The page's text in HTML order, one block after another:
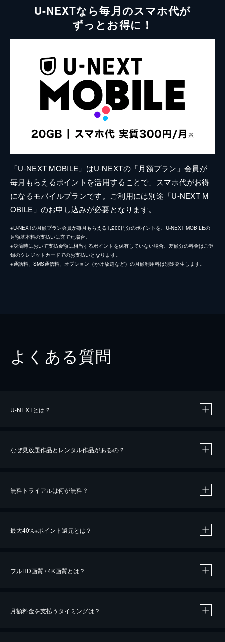
U-NEXTなら毎月のスマホ代が
ずっとお得に！
「U-NEXT MOBILE」はU-NEXTの「月額プラン」会員が
毎月もらえるポイントを活用することで、スマホ代がお得
になるモバイルプランです。ご利用には別途「U-NEXT M
OBILE」のお申し込みが必要となります。
※U-NEXTの月額プラン会員が毎月もらえる1,200円分のポイントを、U-NEXT MOBILEの
月額基本料の支払いに充てた場合。
※決済時において支払金額に相当するポイントを保有していない場合、差額分の料金はご登
録のクレジットカードでのお支払いとなります。
※通話料、SMS通信料、オプション（かけ放題など）の月額利用料は別途発生します。
よくある質問
U-NEXTとは？
なぜ見放題作品とレンタル作品があるの？
無料トライアルは何が無料？
最大40%※ポイント還元とは？
※40％ポイント還元の対象は、クレジットカード決済による作品の購入 / レンタルです。
フルHD画質 / 4K画質とは？
月額料金を支払うタイミングは？